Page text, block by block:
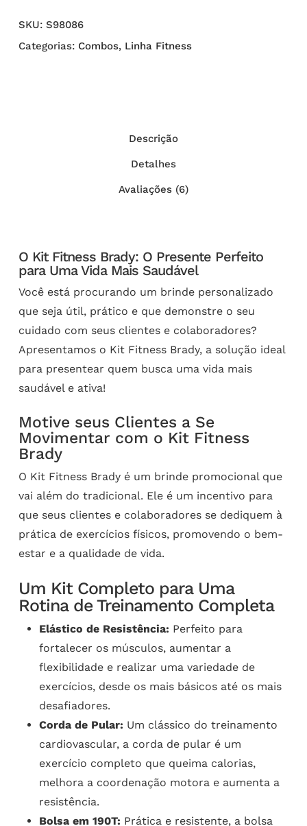
SKU: S98086
Categorias: Combos, Linha Fitness
Descrição
Detalhes
Avaliações (6)
O Kit Fitness Brady: O Presente Perfeito
para Uma Vida Mais Saudável
Você está procurando um brinde personalizado
que seja útil, prático e que demonstre o seu
cuidado com seus clientes e colaboradores?
Apresentamos o Kit Fitness Brady, a solução ideal
para presentear quem busca uma vida mais
saudável e ativa!
Motive seus Clientes a Se
Movimentar com o Kit Fitness
Brady
O Kit Fitness Brady é um brinde promocional que
vai além do tradicional. Ele é um incentivo para
que seus clientes e colaboradores se dediquem à
prática de exercícios físicos, promovendo o bem-
estar e a qualidade de vida.
Um Kit Completo para Uma
Rotina de Treinamento Completa
Elástico de Resistência: Perfeito para
fortalecer os músculos, aumentar a
flexibilidade e realizar uma variedade de
exercícios, desde os mais básicos até os mais
desafiadores.
Corda de Pular: Um clássico do treinamento
cardiovascular, a corda de pular é um
exercício completo que queima calorias,
melhora a coordenação motora e aumenta a
resistência.
Bolsa em 190T: Prática e resistente, a bolsa